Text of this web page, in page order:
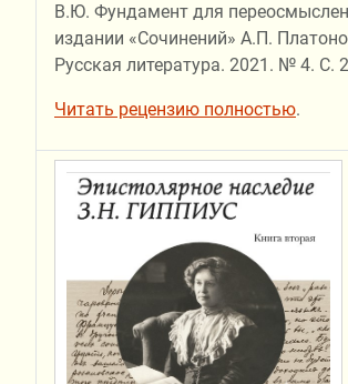
В.Ю. Фундамент для
издании «Сочинений» А.П.
Русская литература. 2021. № 4. С.
Читать рецензию полностью.